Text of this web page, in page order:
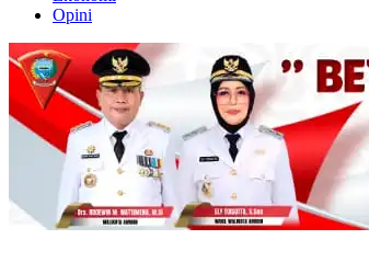
Opini